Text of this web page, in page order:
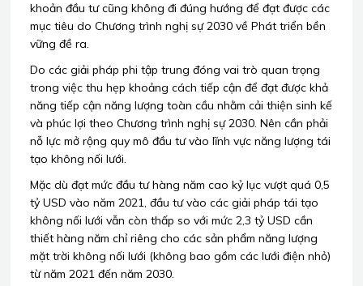
khoản đầu tư cũng không đi đúng hướng để đạt được các
mục tiêu do Chương trình nghị sự 2030 về Phát triển bền
vững đề ra.
Do các giải pháp phi tập trung đóng vai trò quan trọng
trong việc thu hẹp khoảng cách tiếp cận để đạt được khả
năng tiếp cận năng lượng toàn cầu nhằm cải thiện sinh kế
và phúc lợi theo Chương trình nghị sự 2030. Nên cần phải
nỗ lực mở rộng quy mô đầu tư vào lĩnh vực năng lượng tái
tạo không nối lưới.
Mặc dù đạt mức đầu tư hàng năm cao kỷ lục vượt quá 0,5
tỷ USD vào năm 2021, đầu tư vào các giải pháp tái tạo
không nối lưới vẫn còn thấp so với mức 2,3 tỷ USD cần
thiết hàng năm chỉ riêng cho các sản phẩm năng lượng
mặt trời không nối lưới (không bao gồm các lưới điện nhỏ)
từ năm 2021 đến năm 2030.